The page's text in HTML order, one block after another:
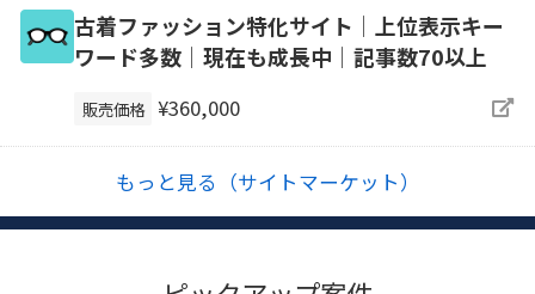
古着ファッション特化サイト│上位表示キー
ワード多数│現在も成長中│記事数70以上
販売価格 ¥360,000
もっと見る（サイトマーケット）